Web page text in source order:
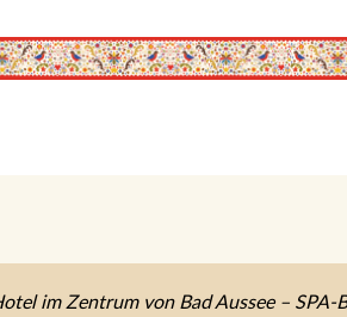
im Zentrum von Bad Aussee –